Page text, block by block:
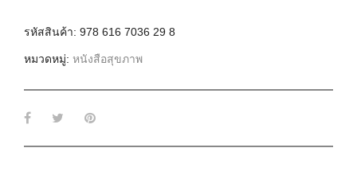
รหัสสินค้า: 978 616 7036 29 8
หมวดหมู่: หนังสือสุขภาพ